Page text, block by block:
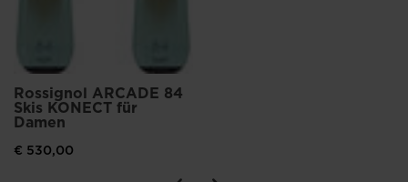
Rossignol ARCADE 84
Skis KONECT für
Damen
€ 530,00